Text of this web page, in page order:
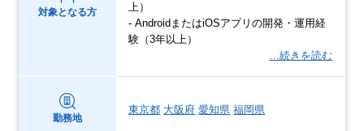
対象となる方
上）
- AndroidまたはiOSアプリの開発・運用経
験（3年以上）
…続きを読む
勤務地
東京都 大阪府 愛知県 福岡県